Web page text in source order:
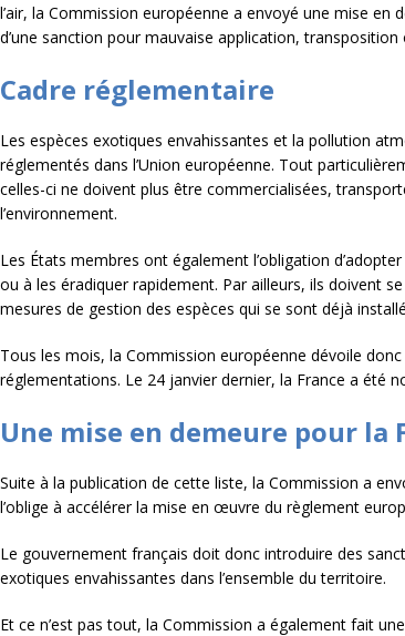
l’air, la Commission européenne a envoyé une mise en
d’une sanction pour mauvaise application,
Cadre réglementaire
Les espèces exotiques envahissantes et la pollution
réglementés dans l’Union européenne. Tout
celles-ci ne doivent plus être commercialisées,
l’environnement.
Les États membres ont également l’obligation
ou à les éradiquer rapidement. Par ailleurs, ils doivent
mesures de gestion des espèces qui se sont déjà
Tous les mois, la Commission européenne dévoile
réglementations. Le 24 janvier dernier, la France a été
Une mise en demeure pour la
Suite à la publication de cette liste, la Commission a
l’oblige à accélérer la mise en œuvre du règlement
Le gouvernement français doit donc introduire des
exotiques envahissantes dans l’ensemble du territoire.
Et ce n’est pas tout, la Commission a également fait